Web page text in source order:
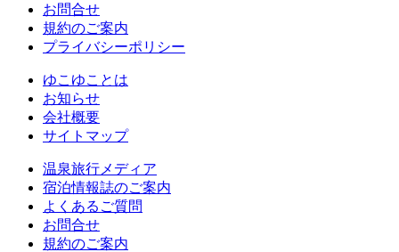
お問合せ
規約のご案内
プライバシーポリシー
ゆこゆことは
お知らせ
会社概要
サイトマップ
温泉旅行メディア
宿泊情報誌のご案内
よくあるご質問
お問合せ
規約のご案内